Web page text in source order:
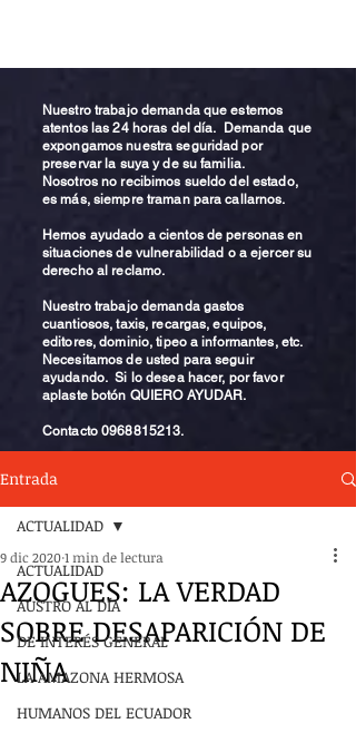
Nuestro trabajo demanda que estemos
atentos las 24 horas del día. Demanda que
expongamos nuestra seguridad por
preservar la suya y de su familia.
Nosotros no recibimos sueldo del estado,
es más, siempre traman para callarnos.
Hemos ayudado a cientos de personas en
situaciones de vulnerabilidad o a ejercer su
derecho al reclamo.
Nuestro trabajo demanda gastos
cuantiosos, taxis, recargas, equipos,
editores, dominio, tipeo a informantes, etc.
Necesitamos de usted para seguir
ayudando. Si lo desea hacer, por favor
aplaste botón QUIERO AYUDAR.
Contacto0968815213.
Entrada
ACTUALIDAD
AUSTRO AL DÍA
DE INTERÉS GENERAL
LA AMAZONA HERMOSA
HUMANOS DEL ECUADOR
ACTUALIDAD
AZOGUES: LA VERDAD
SOBRE DESAPARICIÓN DE
NIÑA
9 dic 20201 min de lectura